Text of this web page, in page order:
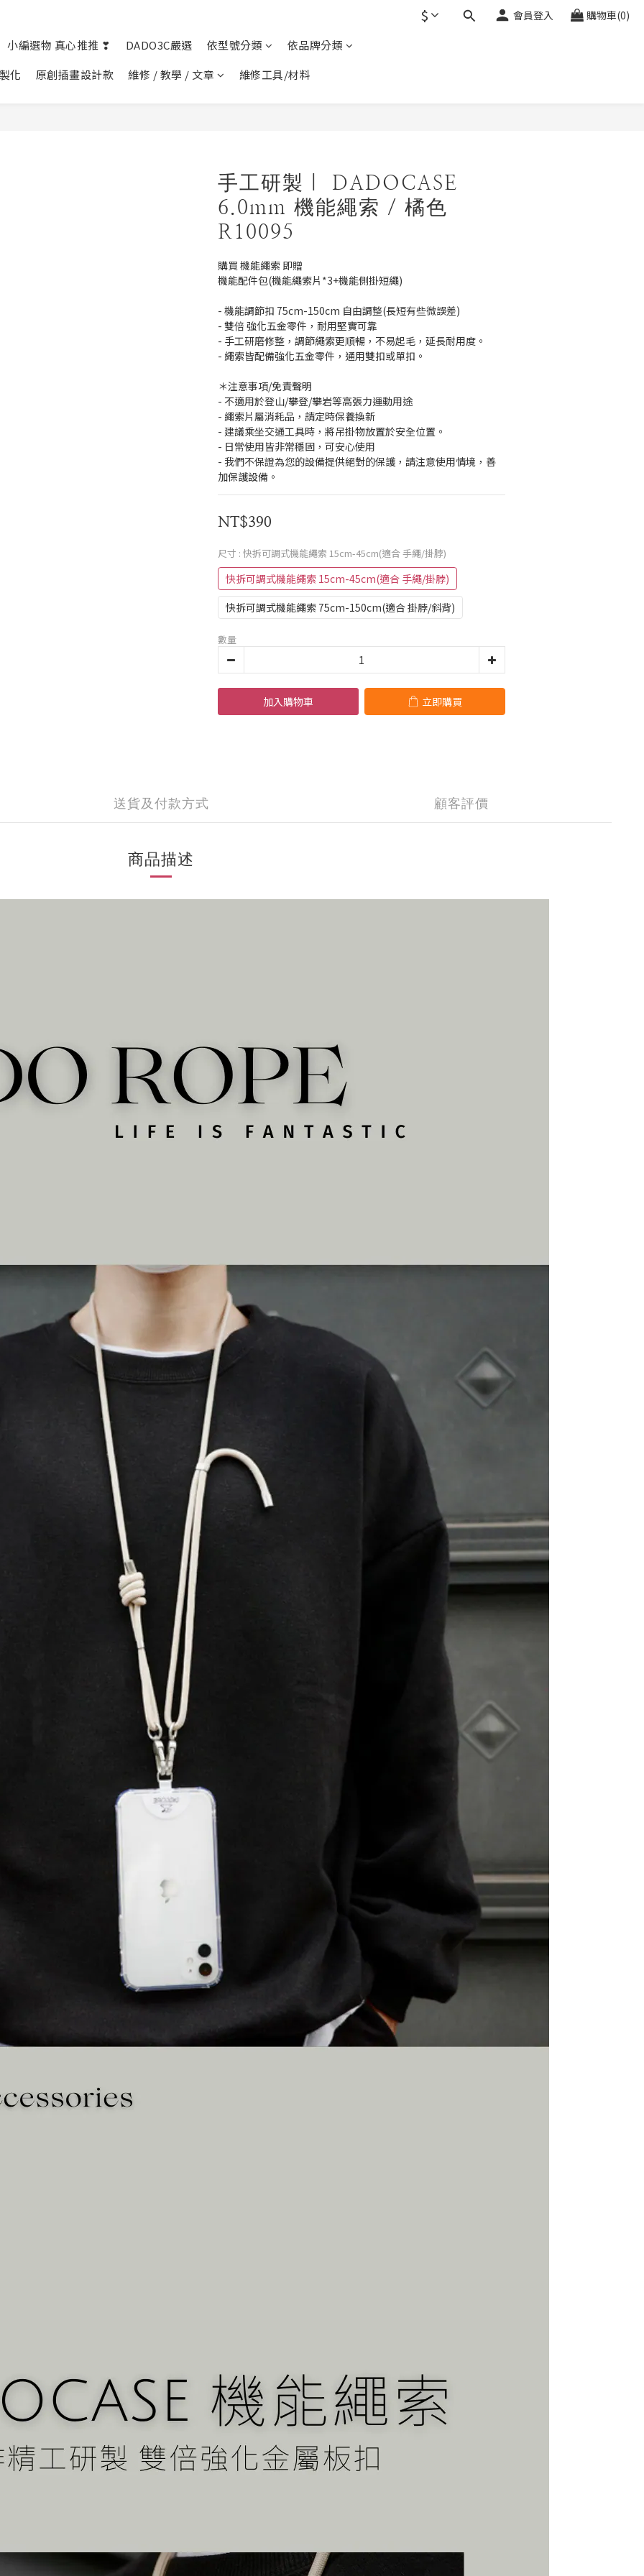
$ 會員登入 購物車(0)
小編選物 真心推推 ❣︎ DADO3C嚴選 依型號分類
依品牌分類
化
原創插畫設計款 維修 / 教學 / 文章 維修工具/材料
手工研製｜ DADOCASE
6.0mm 機能繩索 / 橘色
R10095
購買 機能繩索 即贈
機能配件包(機能繩索片*3+機能側掛短繩)
- 機能調節扣 75cm-150cm 自由調整(長短有些微誤差)
- 雙倍 強化五金零件，耐用堅實可靠
- 手工研磨修整，調節繩索更順暢，不易起毛，延長耐用度。
- 繩索皆配備強化五金零件，通用雙扣或單扣。
＊注意事項/免責聲明
- 不適用於登山/攀登/攀岩等高張力運動用途
- 繩索片屬消耗品，請定時保養換新
- 建議乘坐交通工具時，將吊掛物放置於安全位置。
- 日常使用皆非常穩固，可安心使用
- 我們不保證為您的設備提供絕對的保護，請注意使用情境，善
加保護設備。
NT$390
尺寸 : 快拆可調式機能繩索 15cm-45cm(適合 手繩/掛脖)
快拆可調式機能繩索 15cm-45cm(適合 手繩/掛脖)
快拆可調式機能繩索 75cm-150cm(適合 掛脖/斜背)
數量
加入購物車 立即購買
送貨及付款方式 顧客評價
商品描述